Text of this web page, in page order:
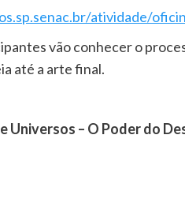
atividade/
vão conhecer o
até a arte final.
Universos – O Poder do